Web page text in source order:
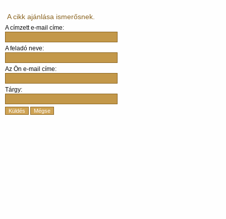
A cikk ajánlása ismerősnek.
A címzett e-mail címe:
A feladó neve:
Az Ön e-mail címe:
Tárgy:
Küldés Mégse